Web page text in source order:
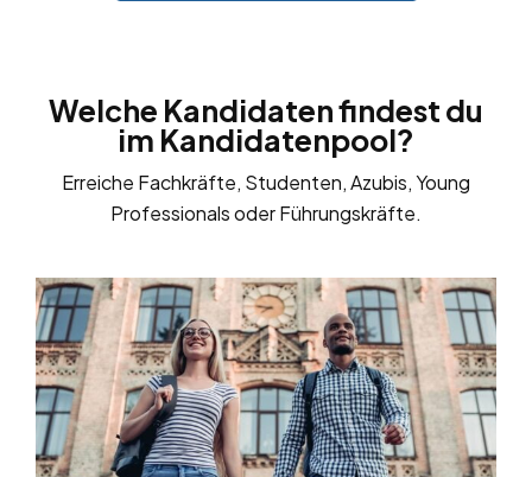
Welche Kandidaten findest du
im Kandidatenpool?
Erreiche Fachkräfte, Studenten, Azubis, Young
Professionals oder Führungskräfte.